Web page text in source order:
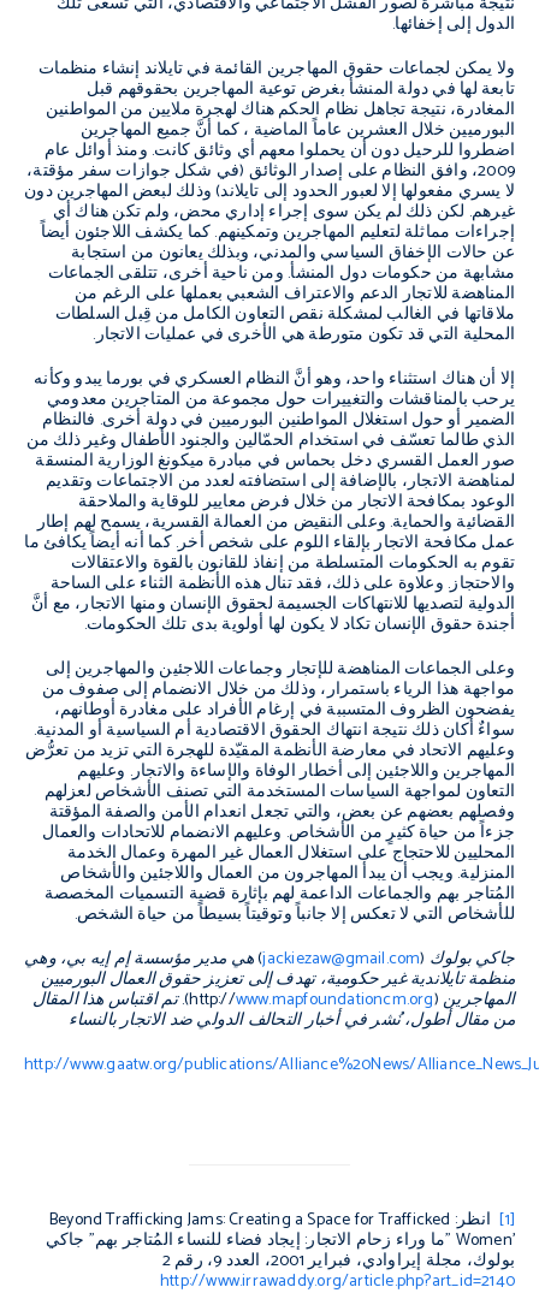
الدول إلى إخفائها.
ولا يمكن لجماعات حقوق المهاجرين القائمة في تايلاند إنشاء منظمات
تابعة لها في دولة المنشأ بغرض توعية المهاجرين بحقوقهم قبل
المغادرة، نتيجة تجاهل نظام الحكم هناك لهجرة ملايين من المواطنين
البورميين خلال العشرين عاماً الماضية ، كما أنَّ جميع المهاجرين
اضطروا للرحيل دون أن يحملوا معهم أي وثائق كانت. ومنذ أوائل عام
2009، وافق النظام على إصدار الوثائق (في شكل جوازات سفر مؤقتة،
لا يسري مفعولها إلا لعبور الحدود إلى تايلاند) وذلك لبعض المهاجرين دون
غيرهم. لكن ذلك لم يكن سوى إجراء إداري محض، ولم تكن هناك أي
إجراءات مماثلة لتعليم المهاجرين وتمكينهم. كما يكشف اللاجئون أيضاً
عن حالات الإخفاق السياسي والمدني، وبذلك يعانون من استجابة
مشابهة من حكومات دول المنشأ. ومن ناحية أخرى، تتلقى الجماعات
المناهضة للاتجار الدعم والاعتراف الشعبي بعملها على الرغم من
ملاقاتها في الغالب لمشكلة نقص التعاون الكامل من قِبل السلطات
المحلية التي قد تكون متورطة هي الأخرى في عمليات الاتجار.
إلا أن هناك استثناء واحد، وهو أنَّ النظام العسكري في بورما يبدو وكأنه
يرحب بالمناقشات والتغييرات حول مجموعة من المتاجرين معدومي
الضمير أو حول استغلال المواطنين البورميين في دولة أخرى. فالنظام
الذي طالما تعسّف في استخدام الحمّالين والجنود الأطفال وغير ذلك من
صور العمل القسري دخل بحماس في مبادرة ميكونغ الوزارية المنسقة
لمناهضة الاتجار، بالإضافة إلى استضافته لعدد من الاجتماعات وتقديم
الوعود بمكافحة الاتجار من خلال فرض معايير للوقاية والملاحقة
القضائية والحماية. وعلى النقيض من العمالة القسرية، يسمح لهم إطار
عمل مكافحة الاتجار بإلقاء اللوم على شخص أخر. كما أنه أيضاً يكافئ ما
تقوم به الحكومات المتسلطة من إنفاذ للقانون بالقوة والاعتقالات
والاحتجاز. وعلاوة على ذلك، فقد تنال هذه الأنظمة الثناء على الساحة
الدولية لتصديها للانتهاكات الجسيمة لحقوق الإنسان ومنها الاتجار، مع أنَّ
أجندة حقوق الإنسان تكاد لا يكون لها أولوية بدى تلك الحكومات.
وعلى الجماعات المناهضة للإتجار وجماعات اللاجئين والمهاجرين إلى
مواجهة هذا الرياء باستمرار، وذلك من خلال الانضمام إلى صفوف من
يفضحون الظروف المتسببة في إرغام الأفراد على مغادرة أوطانهم،
سواءٌ أكان ذلك نتيجة انتهاك الحقوق الاقتصادية أم السياسية أو المدنية.
وعليهم الاتحاد في معارضة الأنظمة المقيّدة للهجرة التي تزيد من تعرُّض
المهاجرين واللاجئين إلى أخطار الوفاة والإساءة والاتجار. وعليهم
التعاون لمواجهة السياسات المستخدمة التي تصنف الأشخاص لعزلهم
وفصلهم بعضهم عن بعض، والتي تجعل انعدام الأمن والصفة المؤقتة
جزءاً من حياة كثيرٍ من الأشخاص. وعليهم الانضمام للاتحادات والعمال
المحليين للاحتجاج على استغلال العمال غير المهرة وعمال الخدمة
المنزلية. ويجب أن يبدأ المهاجرون من العمال واللاجئين والأشخاص
المُتاجر بهم والجماعات الداعمة لهم بإثارة قضية التسميات المخصصة
للأشخاص التي لا تعكس إلا جانباً وتوقيتاً بسيطاً من حياة الشخص.
جاكي بولوك (jackiezaw@gmail.com) هي مدير مؤسسة إم إيه بي، وهي
منظمة تايلاندية غير حكومية، تهدف إلى تعزيز حقوق العمال البورميين
المهاجرين ( http://www.mapfoundationcm.org ). تم اقتباس هذا المقال
من مقال أطول، نُشر في أخبار التحالف الدولي ضد الاتجار بالنساء
http://www.gaatw.org/publications/Alliance%20News/
[1] انظر: Beyond Trafficking Jams: Creating a Space for Trafficked
Women’ "ما وراء زحام الاتجار: إيجاد فضاء للنساء المُتاجر بهم" جاكي
بولوك، مجلة إيراوادي، فبراير 2001، العدد 9، رقم 2
http://www.irrawaddy.org/article.php?art_id=2140